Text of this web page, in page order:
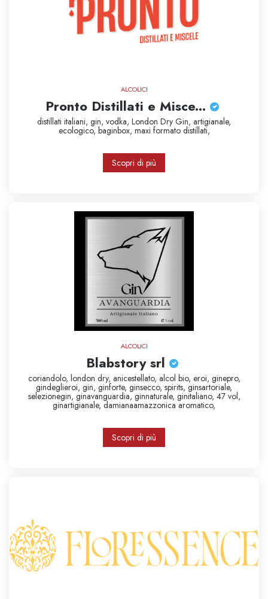
ALCOLICI
Pronto Distillati e Misce...
distillati italiani, gin, vodka, London Dry Gin, artigianale,
ecologico, baginbox, maxi formato distillati,
Scopri di più
ALCOLICI
Blabstory srl
coriandolo, london dry, anicestellato, alcol bio, eroi, ginepro,
gindeglieroi, gin, ginforte, ginsecco, spirits, ginsartoriale,
selezionegin, ginavanguardia, ginnaturale, ginitaliano, 47 vol,
ginartigianale, damianaamazzonica aromatico,
Scopri di più